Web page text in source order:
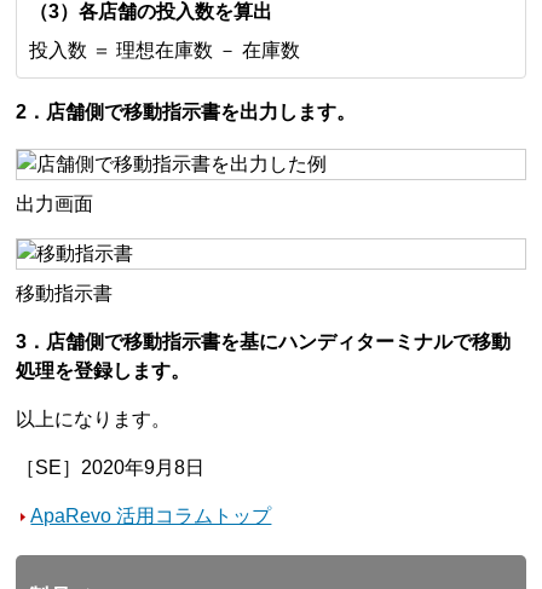
（3）各店舗の投入数を算出
投入数 ＝ 理想在庫数 － 在庫数
2．店舗側で移動指示書を出力します。
出力画面
移動指示書
3．店舗側で移動指示書を基にハンディターミナルで移動
処理を登録します。
以上になります。
［SE］2020年9月8日
ApaRevo 活用コラムトップ